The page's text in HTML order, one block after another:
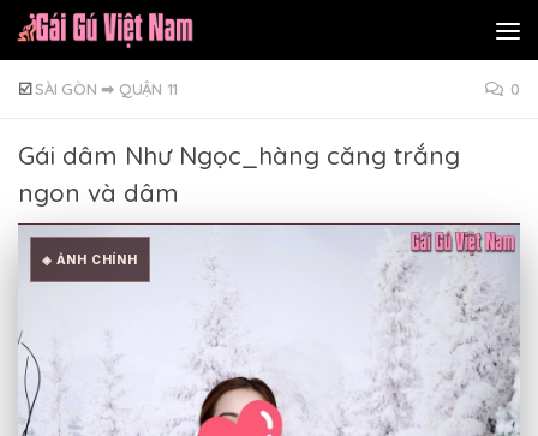
Skip to content
☑️SÀI GÒN ➡ QUẬN 11 0
Gái dâm Như Ngọc_hàng căng trắng
ngon và dâm
◈ ẢNH CHÍNH